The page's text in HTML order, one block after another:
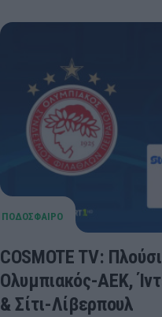
COSMOTE TV:
Ολυμπιακός-ΑΕΚ,
& Σίτι-Λίβερπουλ